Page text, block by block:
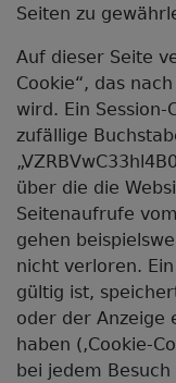
Seiten zu
Auf dieser Seite
Cookie“, das
wird. Ein
zufällige
über die die
Seitenaufrufe
gehen
nicht verloren.
gültig ist,
oder der Anzeige
haben (‚Cookie-
bei jedem